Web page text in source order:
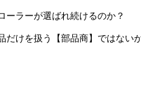
ーラーが選ばれ続けるのか？
だけを扱う【部品商】ではない